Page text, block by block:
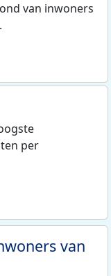
van inwoners
.
per
van